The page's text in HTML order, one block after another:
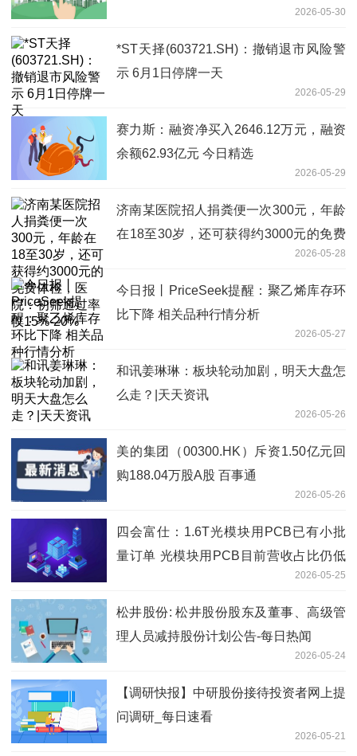
2026-05-30
*ST天择(603721.SH)：撤销退市风险警
示 6月1日停牌一天
2026-05-29
赛力斯：融资净买入2646.12万元，融资
余额62.93亿元 今日精选
2026-05-29
济南某医院招人捐粪便一次300元，年龄
在18至30岁，还可获得约3000元的免费
体检，医院：初筛通过率仅15%-20%
2026-05-28
今日报丨PriceSeek提醒：聚乙烯库存环
比下降 相关品种行情分析
2026-05-27
和讯姜琳琳：板块轮动加剧，明天大盘怎
么走？|天天资讯
2026-05-26
美的集团（00300.HK）斥资1.50亿元回
购188.04万股A股 百事通
2026-05-26
四会富仕：1.6T光模块用PCB已有小批
量订单 光模块用PCB目前营收占比仍低
2026-05-25
松井股份: 松井股份股东及董事、高级管
理人员减持股份计划公告-每日热闻
2026-05-24
【调研快报】中研股份接待投资者网上提
问调研_每日速看
2026-05-21